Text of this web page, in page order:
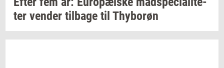
ter ven­der til­ba­ge til Thy­bor­øn